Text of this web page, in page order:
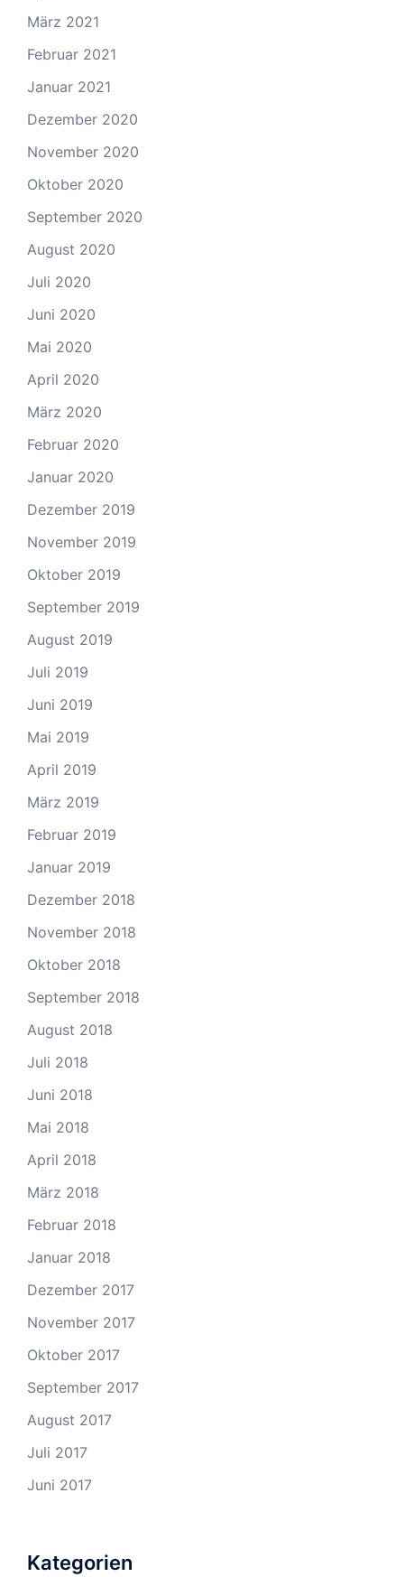
März 2021
Februar 2021
Januar 2021
Dezember 2020
November 2020
Oktober 2020
September 2020
August 2020
Juli 2020
Juni 2020
Mai 2020
April 2020
März 2020
Februar 2020
Januar 2020
Dezember 2019
November 2019
Oktober 2019
September 2019
August 2019
Juli 2019
Juni 2019
Mai 2019
April 2019
März 2019
Februar 2019
Januar 2019
Dezember 2018
November 2018
Oktober 2018
September 2018
August 2018
Juli 2018
Juni 2018
Mai 2018
April 2018
März 2018
Februar 2018
Januar 2018
Dezember 2017
November 2017
Oktober 2017
September 2017
August 2017
Juli 2017
Juni 2017
Kategorien